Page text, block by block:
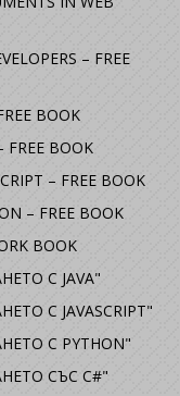
– FREE
BOOK
FREE BOOK
– FREE BOOK
– FREE BOOK
BOOK
С JAVA"
С JAVASCRIPT"
С PYTHON"
СЪС C#"